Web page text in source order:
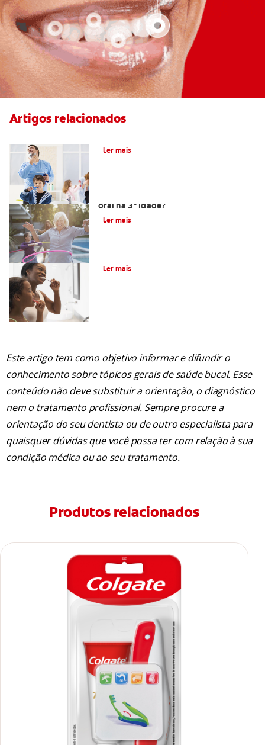
Artigos relacionados
Ler mais
oral na 3ª Idade?
Ler mais
Ler mais
Este artigo tem como objetivo informar e difundir o
conhecimento sobre tópicos gerais de saúde bucal. Esse
conteúdo não deve substituir a orientação, o diagnóstico
nem o tratamento profissional. Sempre procure a
orientação do seu dentista ou de outro especialista para
quaisquer dúvidas que você possa ter com relação à sua
condição médica ou ao seu tratamento.
Produtos relacionados